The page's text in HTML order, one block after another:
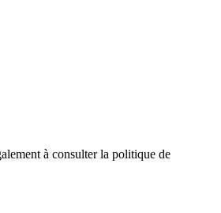
à consulter la politique de